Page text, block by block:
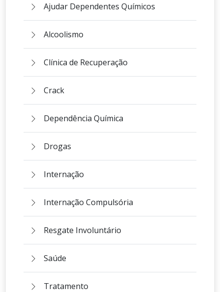
Ajudar Dependentes Químicos
Alcoolismo
Clínica de Recuperação
Crack
Dependência Química
Drogas
Internação
Internação Compulsória
Resgate Involuntário
Saúde
Tratamento